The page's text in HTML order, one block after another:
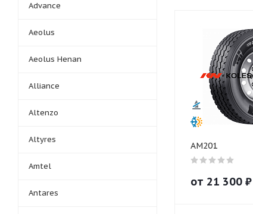
AM201
от 21 300 ₽
Advance
Aeolus
Aeolus Henan
Alliance
Altenzo
Altyres
Amtel
Antares